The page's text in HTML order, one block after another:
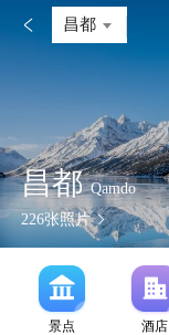
 昌都
昌都Qamdo
226张照片
景点 酒店